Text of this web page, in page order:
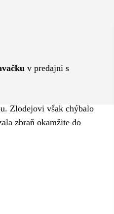
v predajni s
Zlodejovi však chýbalo
zbraň okamžite do